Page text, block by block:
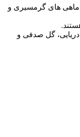
ماهی های گرمسیری و
پوستان دریایی، گل صدفی و